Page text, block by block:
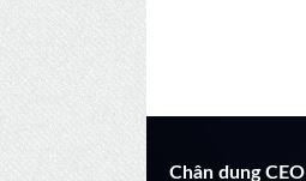
Chân dung CEO